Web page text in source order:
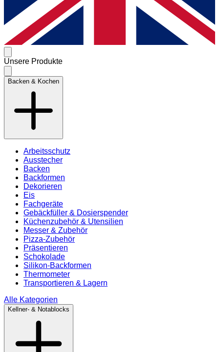
Unsere Produkte
Backen & Kochen
Arbeitsschutz
Ausstecher
Backen
Backformen
Dekorieren
Eis
Fachgeräte
Gebäckfüller & Dosierspender
Küchenzubehör & Utensilien
Messer & Zubehör
Pizza-Zubehör
Präsentieren
Schokolade
Silikon-Backformen
Thermometer
Transportieren & Lagern
Alle Kategorien
Kellner- & Notablocks